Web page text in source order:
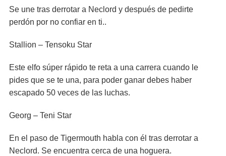
Se une tras derrotar a Neclord y después de pedirte
perdón por no confiar en ti..
Stallion – Tensoku Star
Este elfo súper rápido te reta a una carrera cuando le
pides que se te una, para poder ganar debes haber
escapado 50 veces de las luchas.
Georg – Teni Star
En el paso de Tigermouth habla con él tras derrotar a
Neclord. Se encuentra cerca de una hoguera.